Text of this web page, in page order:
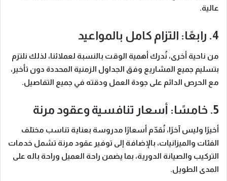
عالية.
4. رابعًا: التزام كامل بالمواعيد
من ناحية أخرى، نُدرك أهمية الوقت بالنسبة لعملائنا، لذلك نلتزم
بتسليم جميع المشاريع وفق الجداول الزمنية المحددة دون تأخير،
مع الحرص الدائم على جودة العمل ودقته في جميع التفاصيل.
5. خامسًا: أسعار تنافسية وعقود مرنة
أخيرًا وليس آخرًا، نُقدّم أسعارًا مدروسة بعناية تناسب مختلف
الفئات والميزانيات، بالإضافة إلى توفير عقود مرنة تشمل خدمات
التركيب والصيانة الدورية، بما يضمن راحة العميل وراحة باله على
المدى الطويل.